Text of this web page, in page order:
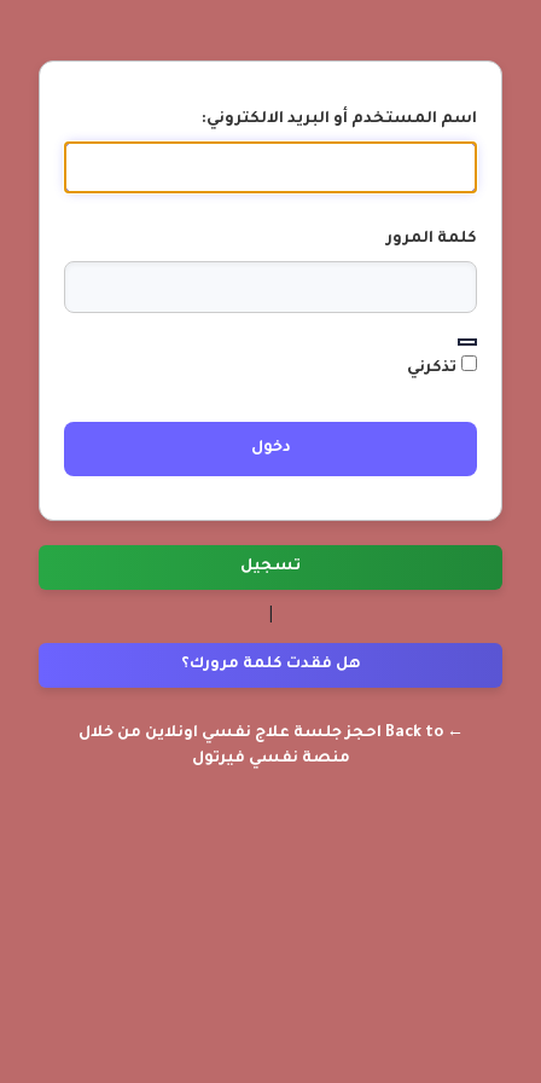
اسم المستخدم أو البريد الالكتروني:
كلمة المرور
تذكرني
تسجيل
هل فقدت كلمة مرورك؟
← Back to احجز جلسة علاج نفسي اونلاين من خلال
منصة نفسي فيرتول